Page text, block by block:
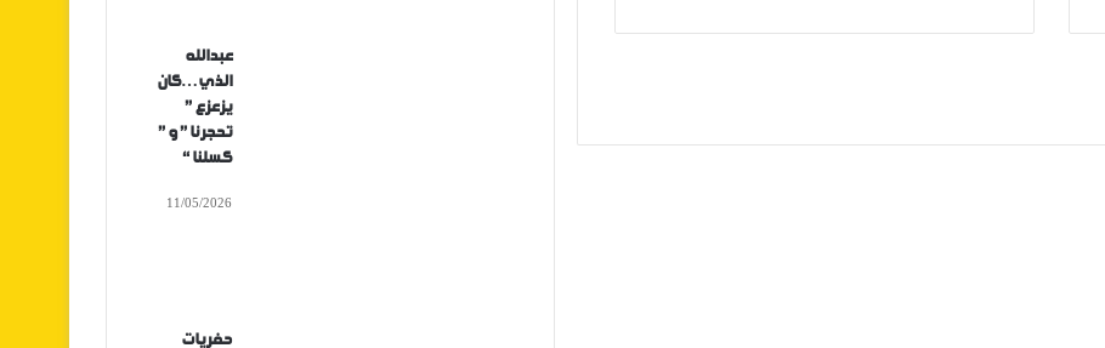
عبدالله
الذي…كان
يزعزع ”
تحجرنا ” و ”
كسلنا “
11/05/2026
حفريات